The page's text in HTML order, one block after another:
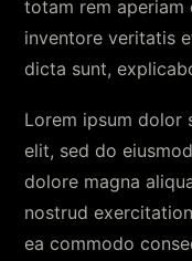
totam rem aperiam
inventore veritatis
dicta sunt,
Lorem ipsum dolor
elit, sed do
dolore magna
nostrud
ea commodo